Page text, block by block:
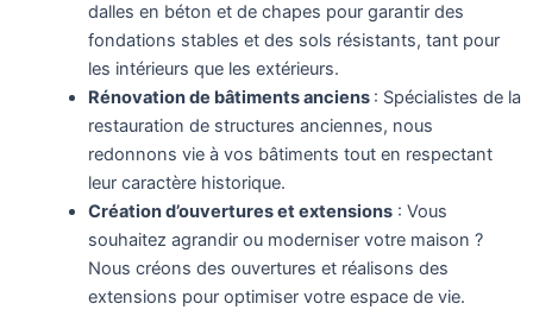
dalles en béton et de chapes pour garantir des
fondations stables et des sols résistants, tant pour
les intérieurs que les extérieurs.
Rénovation de bâtiments anciens : Spécialistes de la
restauration de structures anciennes, nous
redonnons vie à vos bâtiments tout en respectant
leur caractère historique.
Création d’ouvertures et extensions: Vous
souhaitez agrandir ou moderniser votre maison ?
Nous créons des ouvertures et réalisons des
extensions pour optimiser votre espace de vie.